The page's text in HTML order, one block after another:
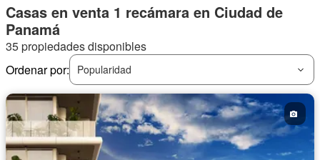
Casas en venta 1 recámara en Ciudad de
Panamá
35 propiedades disponibles
Ordenar por:
Popularidad